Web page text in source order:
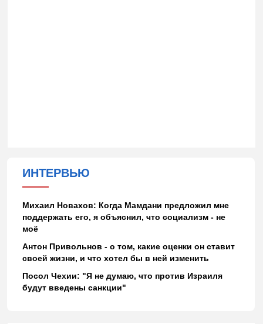
ИНТЕРВЬЮ
Михаил Новахов: Когда Мамдани предложил мне
поддержать его, я объяснил, что социализм - не
моё
Антон Привольнов - о том, какие оценки он ставит
своей жизни, и что хотел бы в ней изменить
Посол Чехии: "Я не думаю, что против Израиля
будут введены санкции"